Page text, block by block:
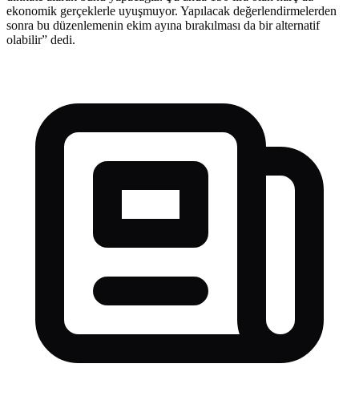
ekonomik gerçeklerle uyuşmuyor. Yapılacak değerlendirmelerden
sonra bu düzenlemenin ekim ayına bırakılması da bir alternatif
olabilir” dedi.